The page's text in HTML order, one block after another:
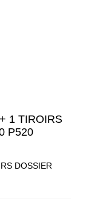
1 TIROIRS
P520
DOSSIER